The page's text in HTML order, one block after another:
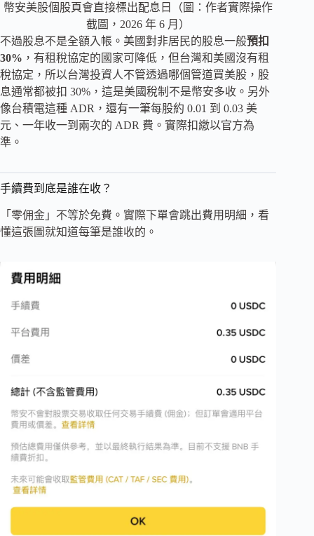
幣安美股個股頁會直接標出配息日（圖：作者實際操作
截圖，2026 年 6 月）
不過股息不是全額入帳。美國對非居民的股息一般預扣
30% ，有租稅協定的國家可降低，但台灣和美國沒有租
稅協定，所以台灣投資人不管透過哪個管道買美股，股
息通常都被扣 30%，這是美國稅制不是幣安多收。另外
像台積電這種 ADR，還有一筆每股約 0.01 到 0.03 美
元、一年收一到兩次的 ADR 費。實際扣繳以官方為
準。
手續費到底是誰在收？
「零佣金」不等於免費。實際下單會跳出費用明細，看
懂這張圖就知道每筆是誰收的。